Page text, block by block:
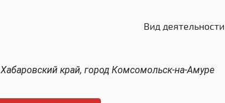
Вид деятельности
Хабаровский край, город Комсомольск-на-Амуре